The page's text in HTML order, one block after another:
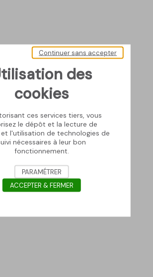
des
cookies
ces services tiers, vous
le dépôt et la lecture de
l'utilisation de technologies de
nécessaires à leur bon
fonctionnement.
Continuer sans accepter
PARAMÉTRER
ACCEPTER & FERMER